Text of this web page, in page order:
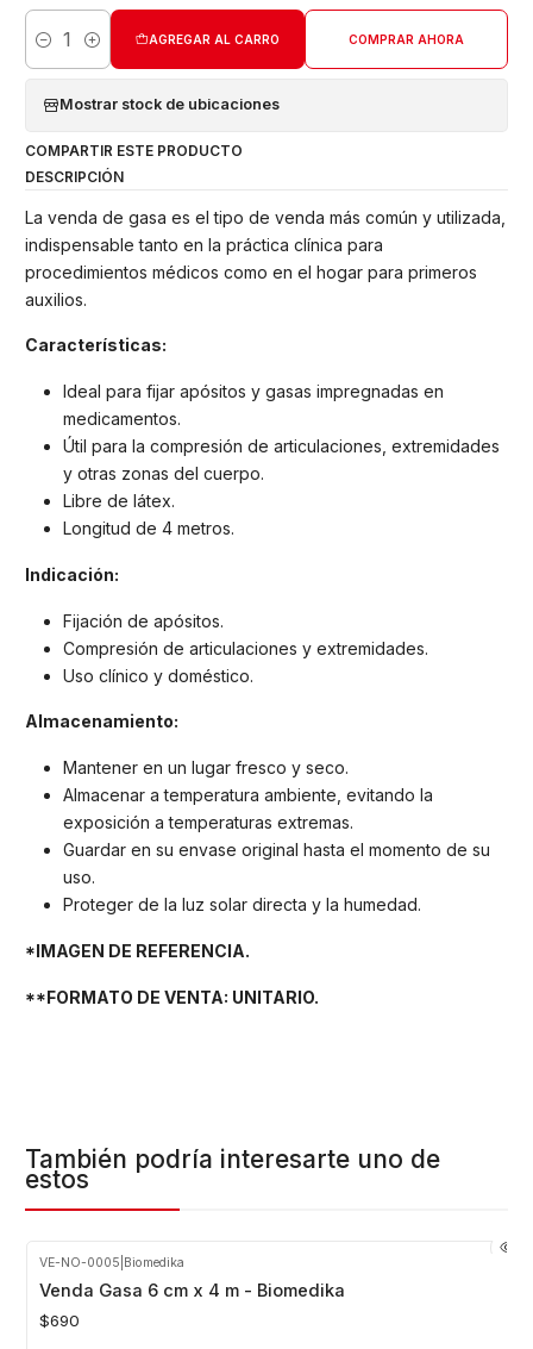
Cantidad
AGREGAR AL CARRO COMPRAR AHORA
Mostrar stock de ubicaciones
COMPARTIR ESTE PRODUCTO
DESCRIPCIÓN
La venda de gasa es el tipo de venda más común y utilizada,
indispensable tanto en la práctica clínica para
procedimientos médicos como en el hogar para primeros
auxilios.
Características:
Ideal para fijar apósitos y gasas impregnadas en
medicamentos.
Útil para la compresión de articulaciones, extremidades
y otras zonas del cuerpo.
Libre de látex.
Longitud de 4 metros.
Indicación:
Fijación de apósitos.
Compresión de articulaciones y extremidades.
Uso clínico y doméstico.
Almacenamiento:
Mantener en un lugar fresco y seco.
Almacenar a temperatura ambiente, evitando la
exposición a temperaturas extremas.
Guardar en su envase original hasta el momento de su
uso.
Proteger de la luz solar directa y la humedad.
*IMAGEN DE REFERENCIA.
**FORMATO DE VENTA: UNITARIO.
También podría interesarte uno de
estos
VE-NO-0005 Biomedika
Venda Gasa 6 cm x 4 m - Biomedika
$690